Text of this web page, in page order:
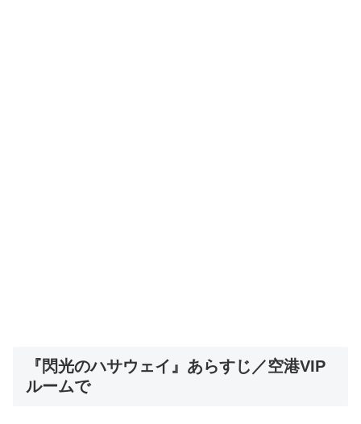
『閃光のハサウェイ』あらすじ／空港VIP
ルームで